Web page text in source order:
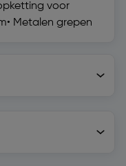
voor
Metalen grepen